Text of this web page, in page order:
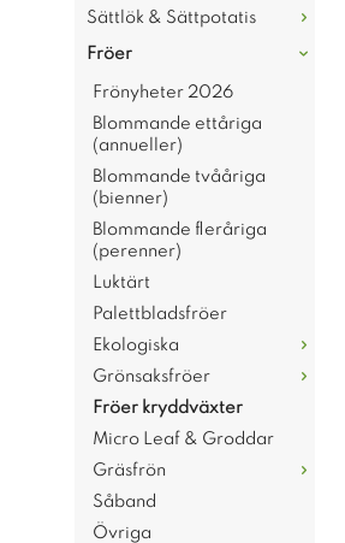
Sättlök & Sättpotatis
Fröer
Frönyheter 2026
Blommande ettåriga
(annueller)
Blommande tvååriga
(bienner)
Blommande fleråriga
(perenner)
Luktärt
Palettbladsfröer
Ekologiska
Grönsaksfröer
Fröer kryddväxter
Micro Leaf & Groddar
Gräsfrön
Såband
Övriga